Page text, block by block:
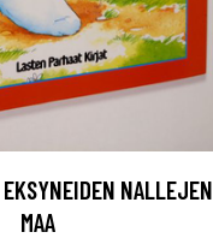
NALLEJEN
MAA